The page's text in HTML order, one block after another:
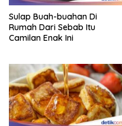
Sulap Buah-buahan Di
Rumah Dari Sebab Itu
Camilan Enak Ini